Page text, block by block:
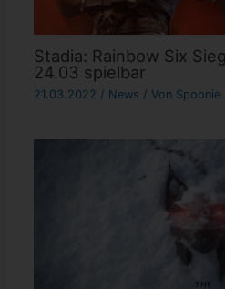
Stadia: Rainbow Six
24.03 spielbar
21.03.2022 / News / Von Spoonie